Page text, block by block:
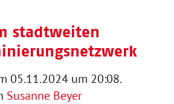
stadtweiten
05.11.2024 um 20:08.
Susanne Beyer